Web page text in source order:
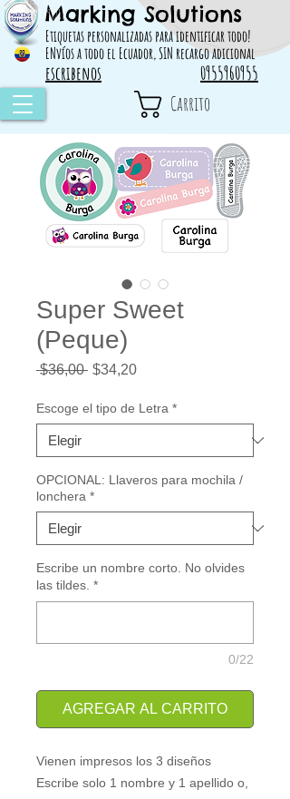
Marking Solutions
Etiquetas personalizadas para identificar todo!
ENvíos a todo el Ecuador, SIN recargo adicional
314828 498717
escribenos 0955960955
Carrito
Super Sweet
(Peque)
$36,00 Precio
$34,20Precio
oferta
Escoge el tipo de Letra *
OPCIONAL: Llaveros para mochila /
lonchera *
Escribe un nombre corto. No olvides
las tildes. *
0/22
AGREGAR AL CARRITO
Vienen impresos los 3 diseños
Escribe solo 1 nombre y 1 apellido o,